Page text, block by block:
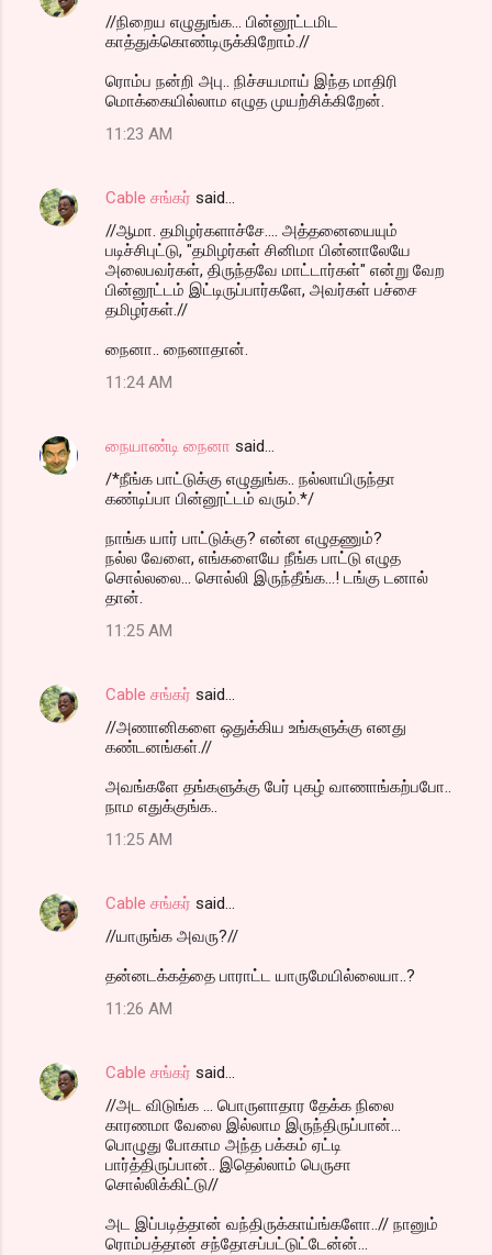
//நிறைய எழுதுங்க... பின்னூட்டமிட
காத்துக்கொண்டிருக்கிறோம்.//
ரொம்ப நன்றி அபு.. நிச்சயமாய் இந்த மாதிரி
மொக்கையில்லாம எழுத முயற்சிக்கிறேன்.
11:23 AM
Cable சங்கர் said…
//ஆமா. தமிழர்களாச்சே.... அத்தனையையும்
படிச்சிபுட்டு, "தமிழர்கள் சினிமா பின்னாலேயே
அலைபவர்கள், திருந்தவே மாட்டார்கள்" என்று வேற
பின்னூட்டம் இட்டிருப்பார்களே, அவர்கள் பச்சை
தமிழர்கள்.//
நைனா.. நைனாதான்.
11:24 AM
நையாண்டி நைனா said…
/*நீங்க பாட்டுக்கு எழுதுங்க.. நல்லாயிருந்தா
கண்டிப்பா பின்னூட்டம் வரும்.*/
நாங்க யார் பாட்டுக்கு? என்ன எழுதணும்?
நல்ல வேளை, எங்களையே நீங்க பாட்டு எழுத
சொல்லலை... சொல்லி இருந்தீங்க...! டங்கு டனால்
தான்.
11:25 AM
Cable சங்கர் said…
//அணானிகளை ஒதுக்கிய உங்களுக்கு எனது
கண்டனங்கள்.//
அவங்களே தங்களுக்கு பேர் புகழ் வாணாங்கற்பபோ..
நாம எதுக்குங்க..
11:25 AM
Cable சங்கர் said…
//யாருங்க அவரு?//
தன்னடக்கத்தை பாராட்ட யாருமேயில்லையா..?
11:26 AM
Cable சங்கர் said…
//அட விடுங்க ... பொருளாதார தேக்க நிலை
காரணமா வேலை இல்லாம இருந்திருப்பான்...
பொழுது போகாம அந்த பக்கம் ஏட்டி
பார்த்திருப்பான்.. இதெல்லாம் பெருசா
சொல்லிக்கிட்டு//
அட இப்படித்தான் வந்திருக்காய்ங்களோ..// நானும்
ரொம்பத்தான் சந்தோசப்பட்டுட்டேன்ன்...